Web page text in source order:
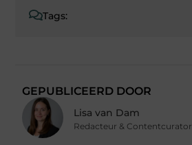
Tags:
GEPUBLICEERD DOOR
Lisa van Dam
Redacteur & Contentcurator